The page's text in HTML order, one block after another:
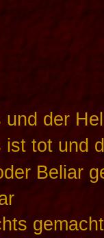
und der
ist tot und
Beliar
gemacht